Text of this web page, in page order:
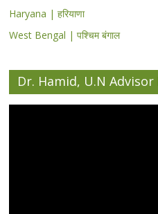
Haryana | हरियाणा
West Bengal | पश्चिम बंगाल
Dr. Hamid, U.N